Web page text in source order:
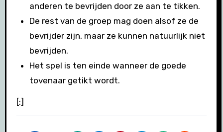
anderen te bevrijden door ze aan te tikken.
De rest van de groep mag doen alsof ze de
bevrijder zijn, maar ze kunnen natuurlijk niet
bevrijden.
Het spel is ten einde wanneer de goede
tovenaar getikt wordt.
[:]